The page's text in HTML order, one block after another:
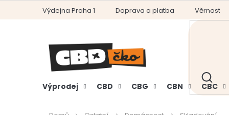
Výdejna Praha 1 Doprava a platba Věrnostní
HLEDAT
Výprodej CBD CBG CBN CBC